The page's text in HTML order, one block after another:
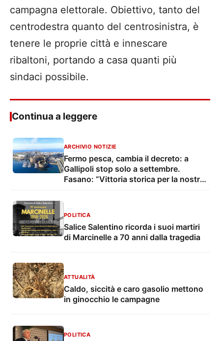
campagna elettorale. Obiettivo, tanto del
centrodestra quanto del centrosinistra, è
tenere le proprie città e innescare
ribaltoni, portando a casa quanti più
sindaci possibile.
Continua a leggere
ARCHIVIO NOTIZIE
Fermo pesca, cambia il decreto: a
Gallipoli stop solo a settembre.
Fasano: “Vittoria storica per la nostra
POLITICA
Salice Salentino ricorda i suoi martiri
di Marcinelle a 70 anni dalla tragedia
ATTUALITÀ
Caldo, siccità e caro gasolio mettono
in ginocchio le campagne
POLITICA